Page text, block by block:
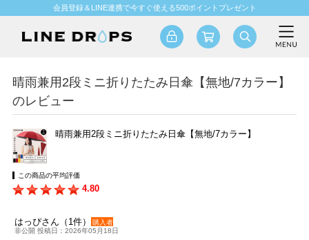
会員登録＆LINE連携で今すぐ使える500ポイントプレゼント
晴雨兼用2段ミニ折りたたみ日傘【無地/7カラー】
のレビュー
晴雨兼用2段ミニ折りたたみ日傘【無地/7カラー】
この商品の平均評価
4.80
はっぴさん（1件）
購入者
非公開 投稿日：2026年05月18日